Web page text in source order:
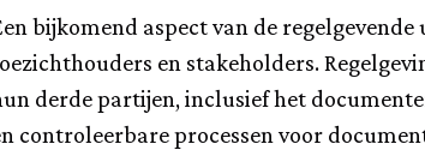
bijkomend aspect van de
en stakeholders.
derde partijen, inclusief het
controleerbare processen voor